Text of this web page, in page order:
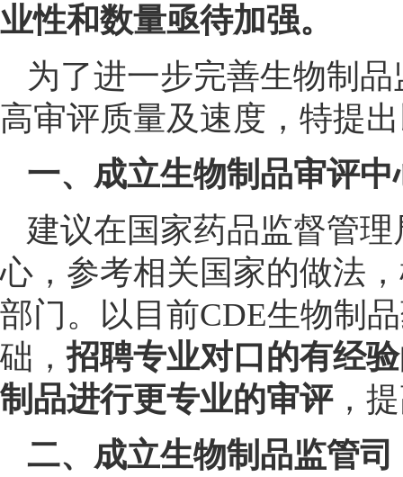
业性和数量亟待加强。
为了进一步完善生物制
高审评质量及速度，特提
一、成立生物制品审评中
建议在国家药品监督管
心，参考相关国家的做法
部门。以目前CDE生物制
础，招聘专业对口的有经
制品进行更专业的审评，
二、成立生物制品监管司